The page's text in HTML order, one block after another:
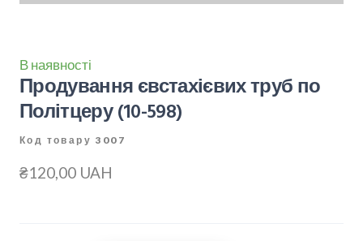
В наявності
Продування євстахієвих труб по
Політцеру(10-598)
Код товару 3007
₴120,00 UAH